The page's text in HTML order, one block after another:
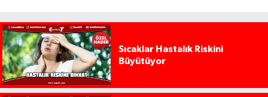
Sıcaklar Hastalık Riskini
Büyütüyor